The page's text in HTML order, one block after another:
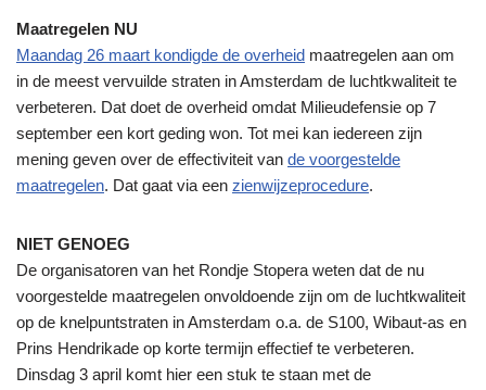
Maatregelen NU
Maandag 26 maart kondigde de overheid maatregelen aan om
in de meest vervuilde straten in Amsterdam de luchtkwaliteit te
verbeteren. Dat doet de overheid omdat Milieudefensie op 7
september een kort geding won. Tot mei kan iedereen zijn
mening geven over de effectiviteit van de voorgestelde
maatregelen. Dat gaat via een zienwijzeprocedure.
NIET GENOEG
De organisatoren van het Rondje Stopera weten dat de nu
voorgestelde maatregelen onvoldoende zijn om de luchtkwaliteit
op de knelpuntstraten in Amsterdam o.a. de S100, Wibaut-as en
Prins Hendrikade op korte termijn effectief te verbeteren.
Dinsdag 3 april komt hier een stuk te staan met de